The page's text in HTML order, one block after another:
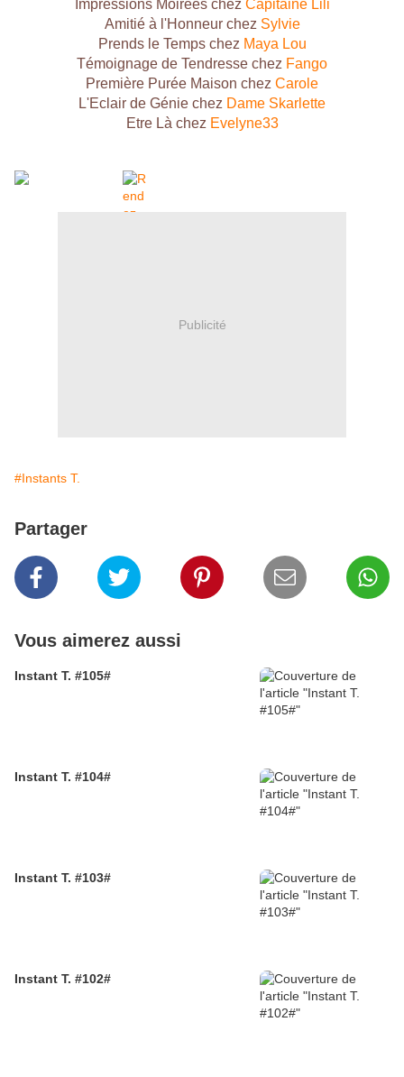
Impressions Moirées chez Capitaine Lili
Amitié à l'Honneur chez Sylvie
Prends le Temps chez Maya Lou
Témoignage de Tendresse chez Fango
Première Purée Maison chez Carole
L'Eclair de Génie chez Dame Skarlette
Etre Là chez Evelyne33
Publicité
#Instants T.
Partager
Vous aimerez aussi
Instant T. #105#
Instant T. #104#
Instant T. #103#
Instant T. #102#